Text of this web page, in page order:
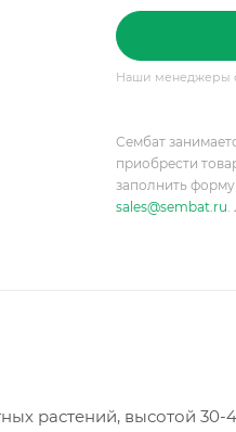
Наши менеджеры
Сембат
приобрести
заполнить форму
sales@sembat.ru.
растений, высотой 30-